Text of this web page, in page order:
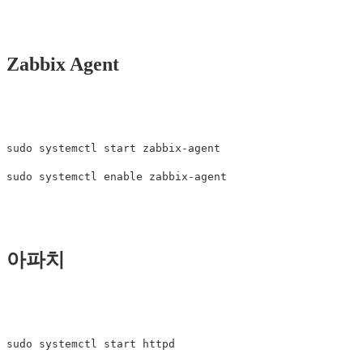
Zabbix Agent
sudo systemctl start zabbix-agent
아파치
sudo systemctl start httpd